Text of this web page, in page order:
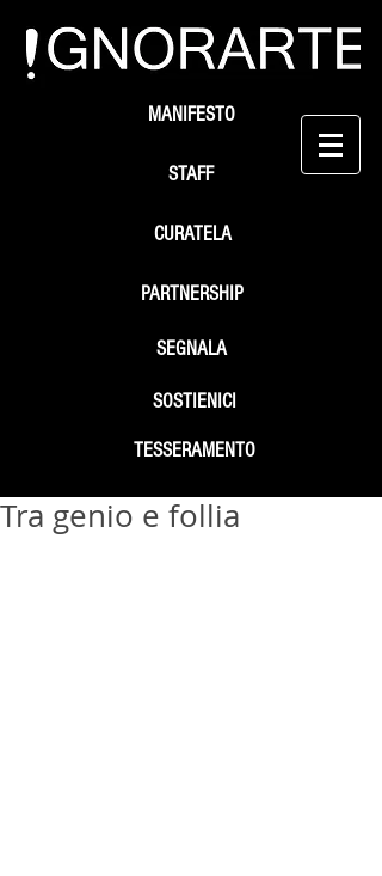
STAFF
SEGNALA
SOSTIENICI
MANIFESTO
PARTNERSHIP
TESSERAMENTO
CURATELA
Tra genio e follia